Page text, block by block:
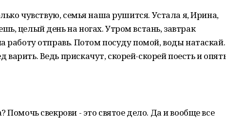
чувствую, семья наша рушится. Устала я, Ирина,
целый день на ногах. Утром встань, завтрак
работу отправь. Потом посуду помой, воды натаскай.
варить. Ведь прискачут, скорей-скорей поесть и
Помочь свекрови - это святое дело. Да и вообще все